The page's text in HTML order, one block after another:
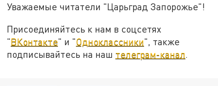
Уважаемые читатели "Царьград Запорожье"!
Присоединяйтесь к нам в соцсетях
"ВКонтакте" и "Одноклассники", также
подписывайтесь на наш телеграм-канал